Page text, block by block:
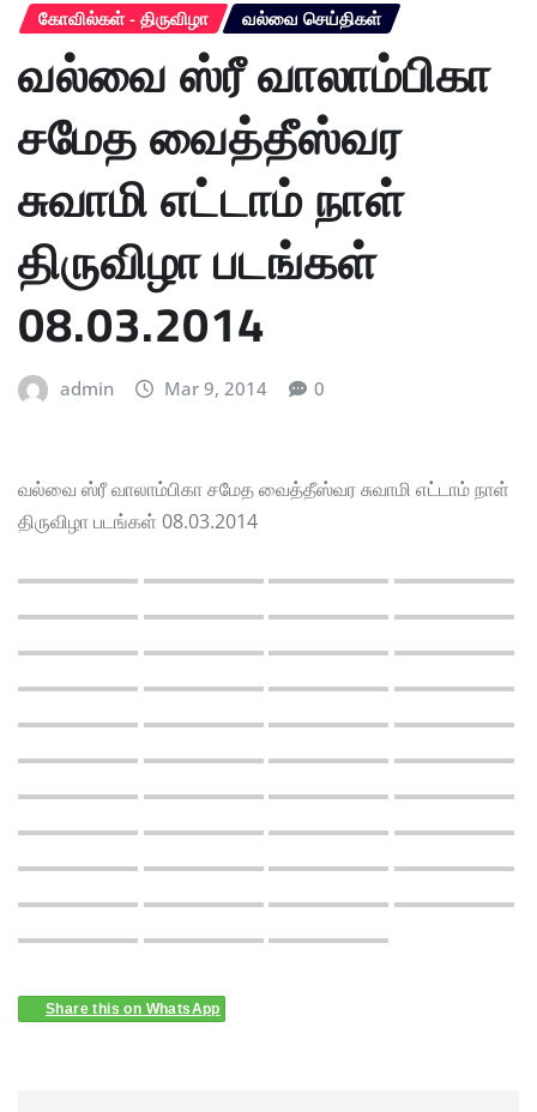
கோவில்கள் - திருவிழா வல்வை செய்திகள்
வல்வை ஸ்ரீ வாலாம்பிகா
சமேத வைத்தீஸ்வர
சுவாமி எட்டாம் நாள்
திருவிழா படங்கள்
08.03.2014
admin Mar 9, 2014 0
வல்வை ஸ்ரீ வாலாம்பிகா சமேத வைத்தீஸ்வர சுவாமி எட்டாம் நாள்
திருவிழா படங்கள் 08.03.2014
Share this on WhatsApp